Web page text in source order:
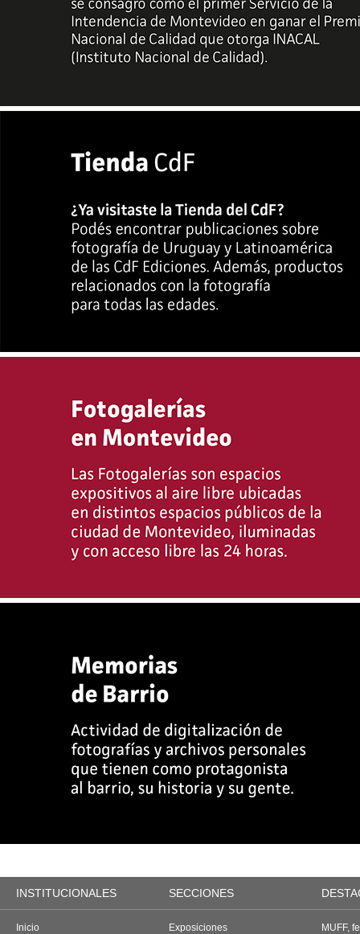
INSTITUCIONALES SECCIONES
Inicio
Exposiciones
MUFF,